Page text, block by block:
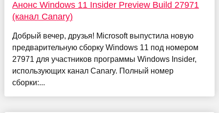
Анонс Windows 11 Insider Preview Build 27971
(канал Canary)
Добрый вечер, друзья! Microsoft выпустила новую
предварительную сборку Windows 11 под номером
27971 для участников программы Windows Insider,
использующих канал Canary. Полный номер
сборки:...